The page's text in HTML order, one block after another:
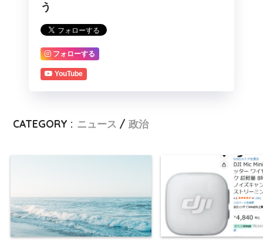
う
フォローする
YouTube
CATEGORY : ニュース 政治